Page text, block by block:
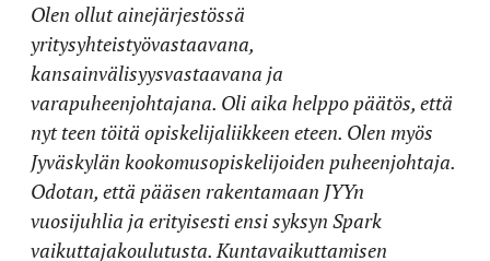
Olen ollut ainejärjestössä
yritysyhteistyövastaavana,
kansainvälisyysvastaavana ja
varapuheenjohtajana. Oli aika helppo päätös, että
nyt teen töitä opiskelijaliikkeen eteen. Olen myös
Jyväskylän kookomusopiskelijoiden puheenjohtaja.
Odotan, että pääsen rakentamaan JYYn
vuosijuhlia ja erityisesti ensi syksyn Spark
vaikuttajakoulutusta. Kuntavaikuttamisen